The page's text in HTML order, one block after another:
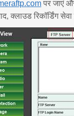
पर जाएं
क्लाउड रिकॉर्डिंग